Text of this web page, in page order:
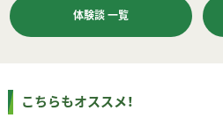
体験談 一覧
こちらもオススメ！